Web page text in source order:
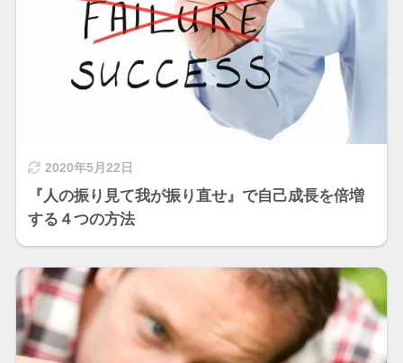
2020年5月22日
『人の振り見て我が振り直せ』で自己成長を倍増
する４つの方法